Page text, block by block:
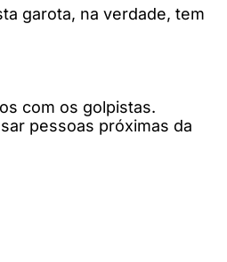
garota, na verdade, tem
com os golpistas.
pessoas próximas da